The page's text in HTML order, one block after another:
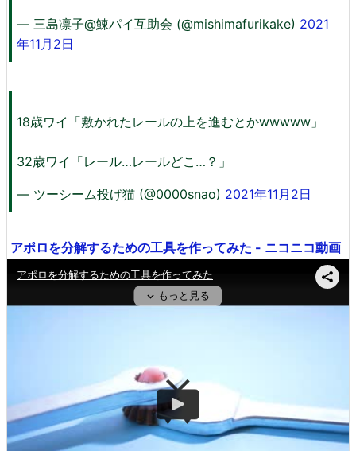
— 三島凛子@鰊パイ互助会 (@mishimafurikake) 2021
年11月2日
18歳ワイ「敷かれたレールの上を進むとかwwwww」
32歳ワイ「レール…レールどこ…？」
— ツーシーム投げ猫 (@0000snao) 2021年11月2日
アポロを分解するための工具を作ってみた - ニコニコ動画